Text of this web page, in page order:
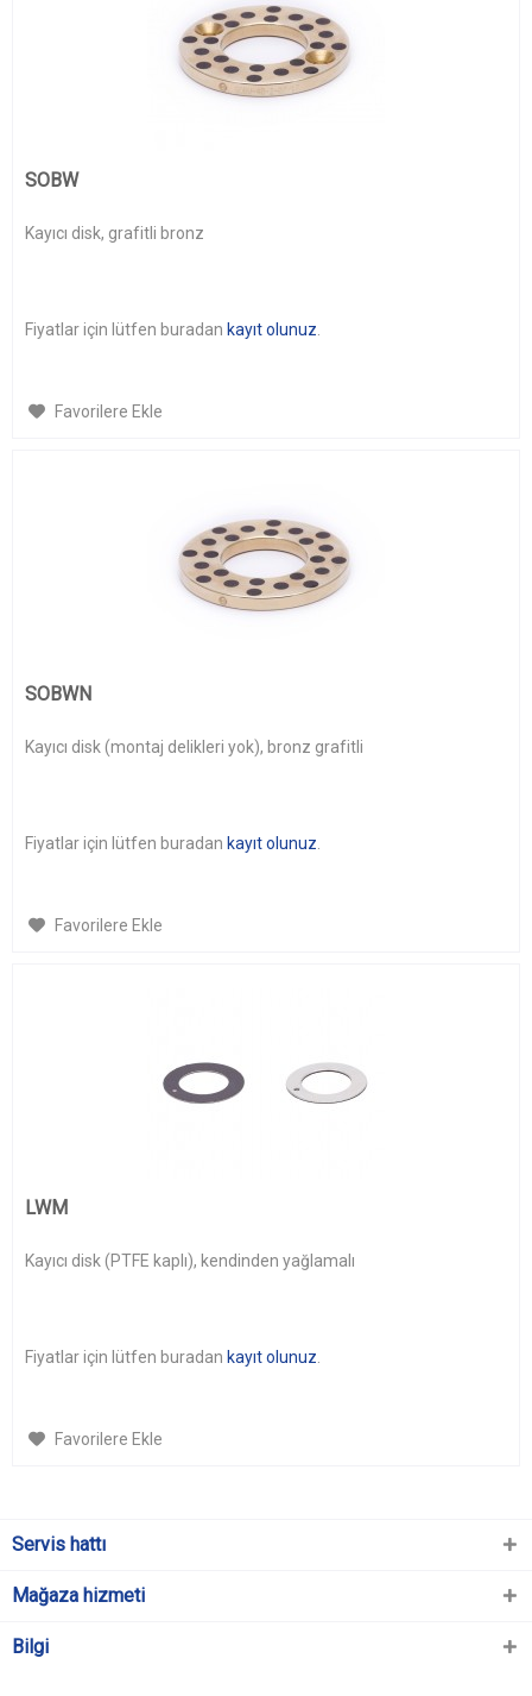
SOBW
Kayıcı disk, grafitli bronz
Fiyatlar için lütfen buradan kayıt olunuz.
Favorilere Ekle
SOBWN
Kayıcı disk (montaj delikleri yok), bronz grafitli
Fiyatlar için lütfen buradan kayıt olunuz
Favorilere Ekle
LWM
Kayıcı disk (PTFE kaplı), kendinden yağlamalı
Fiyatlar için lütfen buradan kayıt olunuz
Favorilere Ekle
Servis hattı
Mağaza hizmeti
Bilgi